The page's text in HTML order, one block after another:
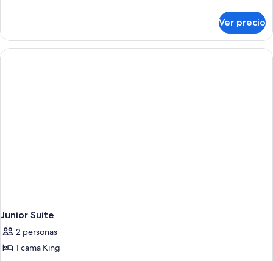
Room
(2
Double
Room
(2
Ver precio
Junior Suite
2 personas
1 cama King